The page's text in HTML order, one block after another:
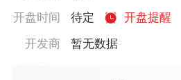
开盘时间
待定
开盘提醒
开发商
暂无数据